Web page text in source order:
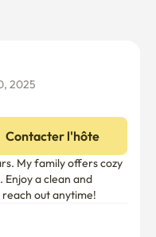
2025
Contacter l'hôte
My family offers cozy
a clean and
out anytime!